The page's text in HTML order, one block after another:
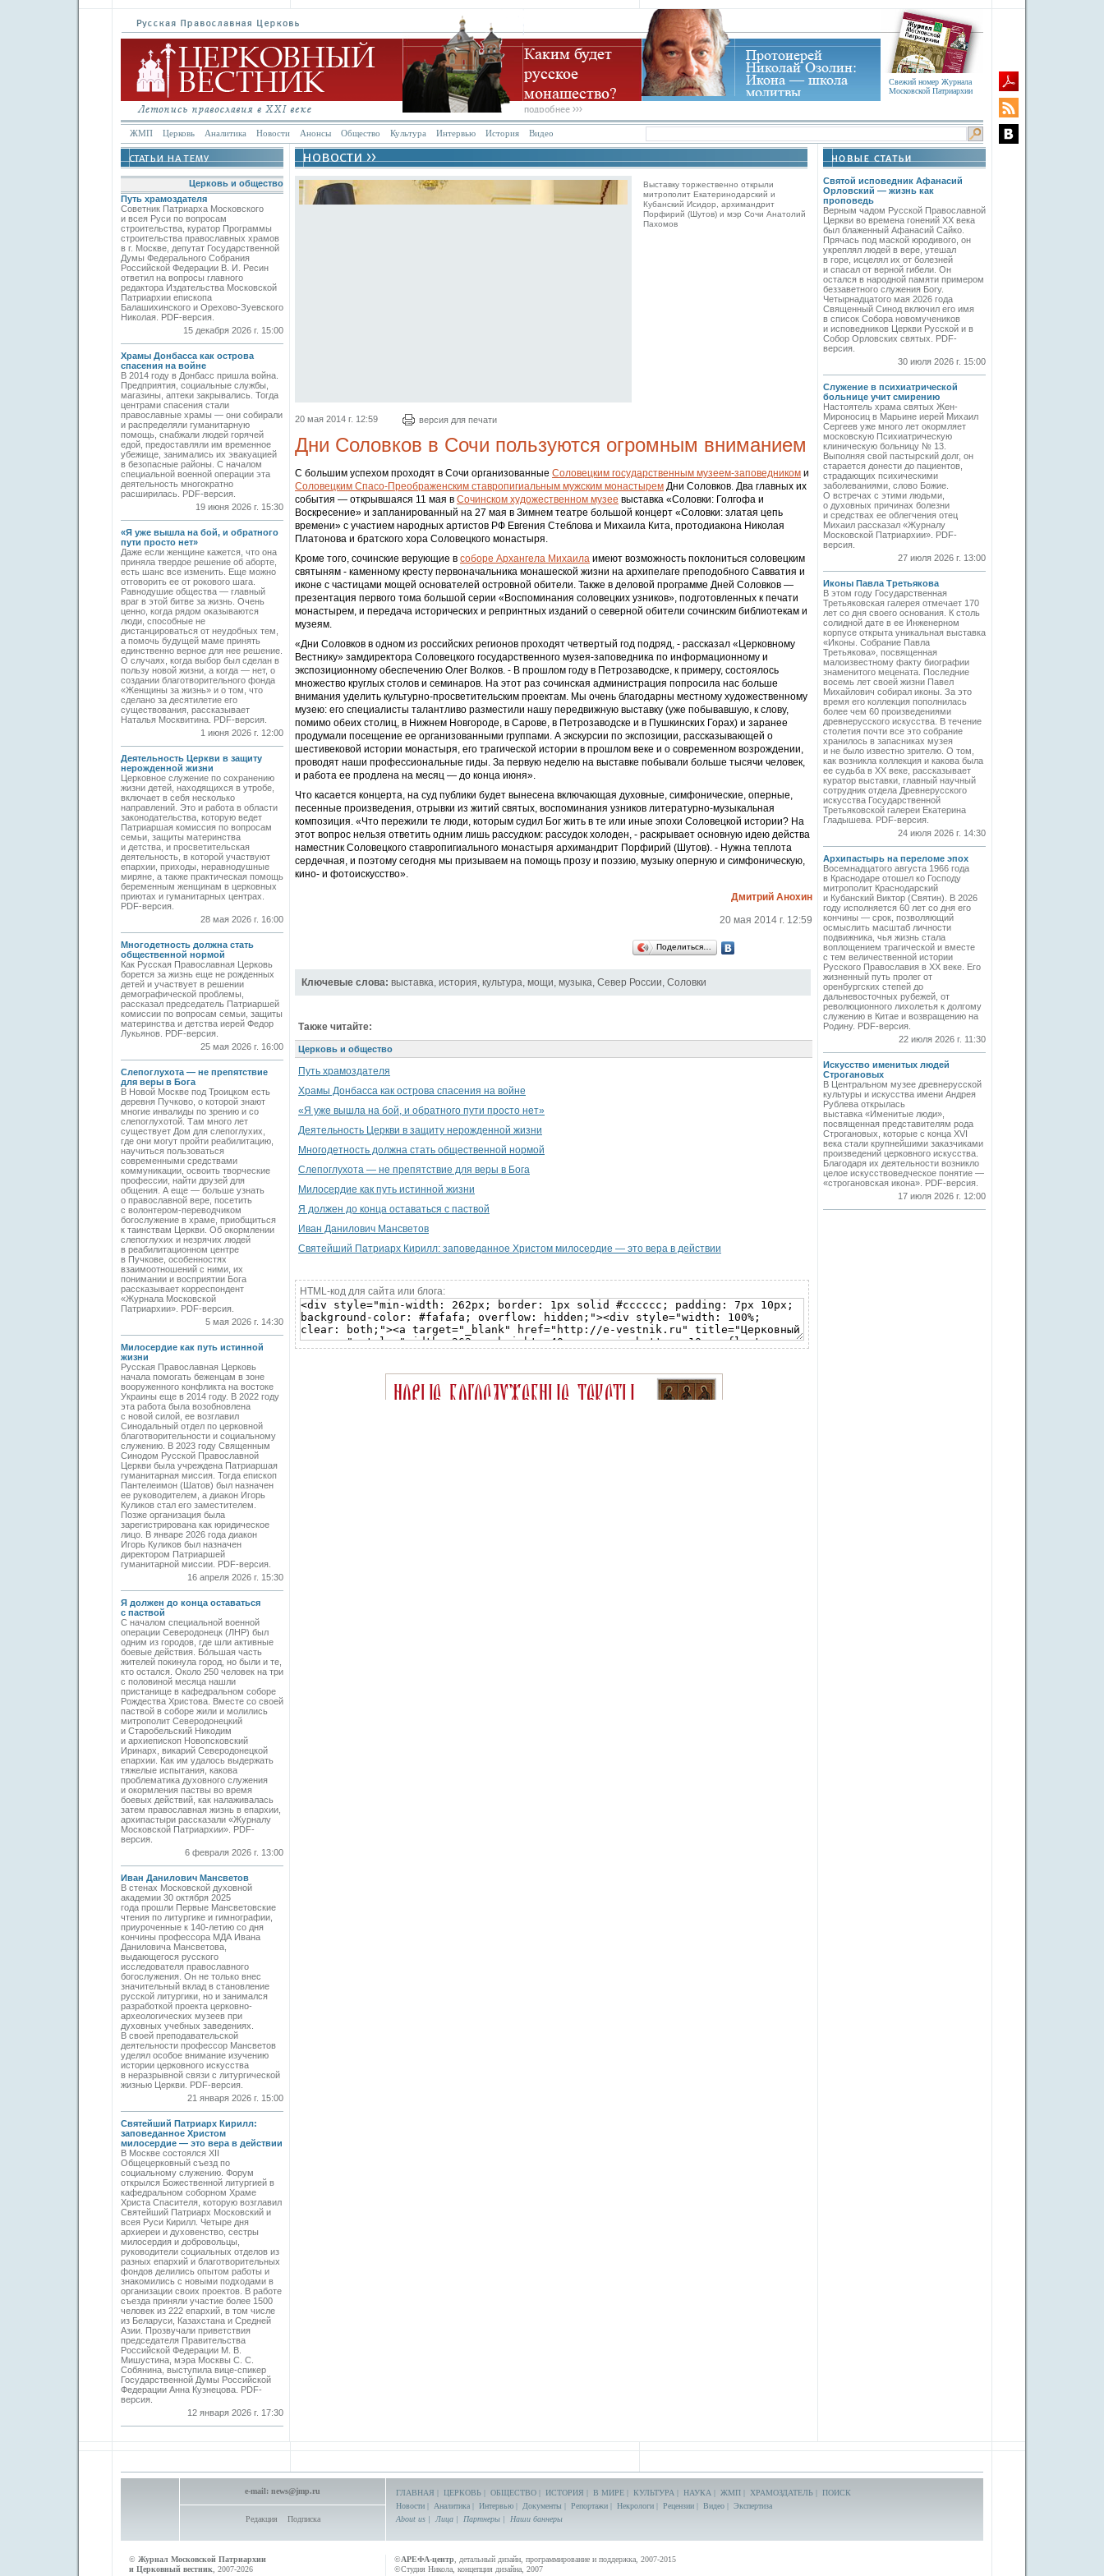
Свежий номер Журнала
Московской Патриархии
ЖМП Церковь Аналитика Новости Анонсы Общество Культура Интервью История Видео
Церковь и общество
Путь храмоздателя
Советник Патриарха Московского
и всея Руси по вопросам
строительства, куратор Программы
строительства православных храмов
в г. Москве, депутат Государственной
Думы Федерального Собрания
Российской Федерации В. И. Ресин
ответил на вопросы главного
редактора Издательства Московской
Патриархии епископа
Балашихинского и Орехово-Зуевского
Николая. PDF-версия.
15 декабря 2026 г. 15:00
Храмы Донбасса как острова
спасения на войне
В 2014 году в Донбасс пришла война.
Предприятия, социальные службы,
магазины, аптеки закрывались. Тогда
центрами спасения стали
православные храмы — они собирали
и распределяли гуманитарную
помощь, снабжали людей горячей
едой, предоставляли им временное
убежище, занимались их эвакуацией
в безопасные районы. С началом
специальной военной операции эта
деятельность многократно
расширилась. PDF-версия.
19 июня 2026 г. 15:30
«Я уже вышла на бой, и обратного
пути просто нет»
Даже если женщине кажется, что она
приняла твердое решение об аборте,
есть шанс все изменить. Еще можно
отговорить ее от рокового шага.
Равнодушие общества — главный
враг в этой битве за жизнь. Очень
ценно, когда рядом оказываются
люди, способные не
дистанцироваться от неудобных тем,
а помочь будущей маме принять
единственно верное для нее решение.
О случаях, когда выбор был сделан в
пользу новой жизни, а когда — нет, о
создании благотворительного фонда
«Женщины за жизнь» и о том, что
сделано за десятилетие его
существования, рассказывает
Наталья Москвитина. PDF-версия.
1 июня 2026 г. 12:00
Деятельность Церкви в защиту
нерожденной жизни
Церковное служение по сохранению
жизни детей, находящихся в утробе,
включает в себя несколько
направлений. Это и работа в области
законодательства, которую ведет
Патриаршая комиссия по вопросам
семьи, защиты материнства
и детства, и просветительская
деятельность, в которой участвуют
епархии, приходы, неравнодушные
миряне, а также практическая помощь
беременным женщинам в церковных
приютах и гуманитарных центрах.
PDF-версия.
28 мая 2026 г. 16:00
Многодетность должна стать
общественной нормой
Как Русская Православная Церковь
борется за жизнь еще не рожденных
детей и участвует в решении
демографической проблемы,
рассказал председатель Патриаршей
комиссии по вопросам семьи, защиты
материнства и детства иерей Федор
Лукьянов. PDF-версия.
25 мая 2026 г. 16:00
Слепоглухота — не препятствие
для веры в Бога
В Новой Москве под Троицком есть
деревня Пучково, о которой знают
многие инвалиды по зрению и со
слепоглухотой. Там много лет
существует Дом для слепоглухих,
где они могут пройти реабилитацию,
научиться пользоваться
современными средствами
коммуникации, освоить творческие
профессии, найти друзей для
общения. А еще — больше узнать
о православной вере, посетить
с волонтером-переводчиком
богослужение в храме, приобщиться
к таинствам Церкви. Об окормлении
слепоглухих и незрячих людей
в реабилитационном центре
в Пучкове, особенностях
взаимоотношений с ними, их
понимании и восприятии Бога
рассказывает корреспондент
«Журнала Московской
Патриархии». PDF-версия.
5 мая 2026 г. 14:30
Милосердие как путь истинной
жизни
Русская Православная Церковь
начала помогать беженцам в зоне
вооруженного конфликта на востоке
Украины еще в 2014 году. В 2022 году
эта работа была возобновлена
с новой силой, ее возглавил
Синодальный отдел по церковной
благотворительности и социальному
служению. В 2023 году Священным
Синодом Русской Православной
Церкви была учреждена Патриаршая
гуманитарная миссия. Тогда епископ
Пантелеимон (Шатов) был назначен
ее руководителем, а диакон Игорь
Куликов стал его заместителем.
Позже организация была
зарегистрирована как юридическое
лицо. В январе 2026 года диакон
Игорь Куликов был назначен
директором Патриаршей
гуманитарной миссии. PDF-версия.
16 апреля 2026 г. 15:30
Я должен до конца оставаться
с паствой
С началом специальной военной
операции Северодонецк (ЛНР) был
одним из городов, где шли активные
боевые действия. Бо́льшая часть
жителей покинула город, но были и те,
кто остался. Около 250 человек на три
с половиной месяца нашли
пристанище в кафедральном соборе
Рождества Христова. Вместе со своей
паствой в соборе жили и молились
митрополит Северодонецкий
и Старобельский Никодим
и архиепископ Новопсковский
Иринарх, викарий Северодонецкой
епархии. Как им удалось выдержать
тяжелые испытания, какова
проблематика духовного служения
и окормления паствы во время
боевых действий, как налаживалась
затем православная жизнь в епархии,
архипастыри рассказали «Журналу
Московской Патриархии». PDF-
версия.
6 февраля 2026 г. 13:00
Иван Данилович Мансветов
В стенах Московской духовной
академии 30 октября 2025
года прошли Первые Мансветовские
чтения по литургике и гимнографии,
приуроченные к 140-летию со дня
кончины профессора МДА Ивана
Даниловича Мансветова,
выдающегося русского
исследователя православного
богослужения. Он не только внес
значительный вклад в становление
русской литургики, но и занимался
разработкой проекта церковно-
археологических музеев при
духовных учебных заведениях.
В своей преподавательской
деятельности профессор Мансветов
уделял особое внимание изучению
истории церковного искусства
в неразрывной связи с литургической
жизнью Церкви. PDF-версия.
21 января 2026 г. 15:00
Святейший Патриарх Кирилл:
заповеданное Христом
милосердие — это вера в действии
В Москве состоялся XII
Общецерковный съезд по
социальному служению. Форум
открылся Божественной литургией в
кафедральном соборном Храме
Христа Спасителя, которую возглавил
Святейший Патриарх Московский и
всея Руси Кирилл. Четыре дня
архиереи и духовенство, сестры
милосердия и добровольцы,
руководители социальных отделов из
разных епархий и благотворительных
фондов делились опытом работы и
знакомились с новыми подходами в
организации своих проектов. В работе
съезда приняли участие более 1500
человек из 222 епархий, в том числе
из Беларуси, Казахстана и Средней
Азии. Прозвучали приветствия
председателя Правительства
Российской Федерации М. В.
Мишустина, мэра Москвы С. С.
Собянина, выступила вице-спикер
Государственной Думы Российской
Федерации Анна Кузнецова. PDF-
версия.
12 января 2026 г. 17:30
Выставку торжественно открыли
митрополит Екатеринодарский и
Кубанский Исидор, архимандрит
Порфирий (Шутов) и мэр Сочи Анатолий
Пахомов
20 мая 2014 г. 12:59 версия для печати
Дни Соловков в Сочи пользуются огромным вниманием
С большим успехом проходят в Сочи организованные Соловецким государственным музеем-заповедником и
Соловецким Спасо-Преображенским ставропигиальным мужским монастырем Дни Соловков. Два главных их
события — открывшаяся 11 мая в Сочинском художественном музее выставка «Соловки: Голгофа и
Воскресение» и запланированный на 27 мая в Зимнем театре большой концерт «Соловки: златая цепь
времени» с участием народных артистов РФ Евгения Стеблова и Михаила Кита, протодиакона Николая
Платонова и братского хора Соловецкого монастыря.
Кроме того, сочинские верующие в соборе Архангела Михаила имеют возможность поклониться соловецким
святыням - каменному кресту первоначальника монашеской жизни на архипелаге преподобного Савватия и
иконе с частицами мощей основателей островной обители. Также в деловой программе Дней Соловков —
презентация первого тома большой серии «Воспоминания соловецких узников», подготовленных к печати
монастырем, и передача исторических и репринтных изданий о северной обители сочинским библиотекам и
музеям.
«Дни Соловков в одном из российских регионов проходят четвертый год подряд, - рассказал «Церковному
Вестнику» замдиректора Соловецкого государственного музея-заповедника по информационному и
экспозиционному обеспечению Олег Волков. - В прошлом году в Петрозаводске, к примеру, состоялось
множество круглых столов и семинаров. На этот раз сочинская администрация попросила нас больше
внимания уделить культурно-просветительским проектам. Мы очень благодарны местному художественному
музею: его специалисты талантливо разместили нашу передвижную выставку (уже побывавшую, к слову,
помимо обеих столиц, в Нижнем Новгороде, в Сарове, в Петрозаводске и в Пушкинских Горах) и заранее
продумали посещение ее организованными группами. А экскурсии по экспозиции, рассказывающей о
шестивековой истории монастыря, его трагической истории в прошлом веке и о современном возрождении,
проводят наши профессиональные гиды. За первую неделю на выставке побывали больше тысячи человек,
и работа ее продлена на месяц — до конца июня».
Что касается концерта, на суд публики будет вынесена включающая духовные, симфонические, оперные,
песенные произведения, отрывки из житий святых, воспоминания узников литературно-музыкальная
композиция. «Что пережили те люди, которым судил Бог жить в те или иные эпохи Соловецкой истории? На
этот вопрос нельзя ответить одним лишь рассудком: рассудок холоден, - раскрывает основную идею действа
наместник Соловецкого ставропигиального монастыря архимандрит Порфирий (Шутов). - Нужна теплота
сердечная, и поэтому сегодня мы призываем на помощь прозу и поэзию, музыку оперную и симфоническую,
кино- и фотоискусство».
Дмитрий Анохин
20 мая 2014 г. 12:59
Поделиться…
Ключевые слова: выставка, история, культура, мощи, музыка, Север России, Соловки
Также читайте:
Церковь и общество
Путь храмоздателя
Храмы Донбасса как острова спасения на войне
«Я уже вышла на бой, и обратного пути просто нет»
Деятельность Церкви в защиту нерожденной жизни
Многодетность должна стать общественной нормой
Слепоглухота — не препятствие для веры в Бога
Милосердие как путь истинной жизни
Я должен до конца оставаться с паствой
Иван Данилович Мансветов
Святейший Патриарх Кирилл: заповеданное Христом милосердие — это вера в действии
HTML-код для сайта или блога:
Святой исповедник Афанасий
Орловский — жизнь как
проповедь
Верным чадом Русской Православной
Церкви во времена гонений XX века
был блаженный Афанасий Сайко.
Прячась под маской юродивого, он
укреплял людей в вере, утешал
в горе, исцелял их от болезней
и спасал от верной гибели. Он
остался в народной памяти примером
беззаветного служения Богу.
Четырнадцатого мая 2026 года
Священный Синод включил его имя
в список Собора новомучеников
и исповедников Церкви Русской и в
Собор Орловских святых. PDF-
версия.
30 июля 2026 г. 15:00
Служение в психиатрической
больнице учит смирению
Настоятель храма святых Жен-
Мироносиц в Марьине иерей Михаил
Сергеев уже много лет окормляет
московскую Психиатрическую
клиническую больницу № 13.
Выполняя свой пастырский долг, он
старается донести до пациентов,
страдающих психическими
заболеваниями, слово Божие.
О встречах с этими людьми,
о духовных причинах болезни
и средствах ее облегчения отец
Михаил рассказал «Журналу
Московской Патриархии». PDF-
версия.
27 июля 2026 г. 13:00
Иконы Павла Третьякова
В этом году Государственная
Третьяковская галерея отмечает 170
лет со дня своего основания. К столь
солидной дате в ее Инженерном
корпусе открыта уникальная выставка
«Иконы. Собрание Павла
Третьякова», посвященная
малоизвестному факту биографии
знаменитого мецената. Последние
восемь лет своей жизни Павел
Михайлович собирал иконы. За это
время его коллекция пополнилась
более чем 60 произведениями
древнерусского искусства. В течение
столетия почти все это собрание
хранилось в запасниках музея
и не было известно зрителю. О том,
как возникла коллекция и какова была
ее судьба в ХХ веке, рассказывает
куратор выставки, главный научный
сотрудник отдела Древнерусского
искусства Государственной
Третьяковской галереи Екатерина
Гладышева. PDF-версия.
24 июля 2026 г. 14:30
Архипастырь на переломе эпох
Восемнадцатого августа 1966 года
в Краснодаре отошел ко Господу
митрополит Краснодарский
и Кубанский Виктор (Святин). В 2026
году исполняется 60 лет со дня его
кончины — срок, позволяющий
осмыслить масштаб личности
подвижника, чья жизнь стала
воплощением трагической и вместе
с тем величественной истории
Русского Православия в XX веке. Его
жизненный путь пролег от
оренбургских степей до
дальневосточных рубежей, от
революционного лихолетья к долгому
служению в Китае и возвращению на
Родину. PDF-версия.
22 июля 2026 г. 11:30
Искусство именитых людей
Строгановых
В Центральном музее древнерусской
культуры и искусства имени Андрея
Рублева открылась
выставка «Именитые люди»,
посвященная представителям рода
Строгановых, которые с конца XVI
века стали крупнейшими заказчиками
произведений церковного искусства.
Благодаря их деятельности возникло
целое искусствоведческое понятие —
«строгановская икона». PDF-версия.
17 июля 2026 г. 12:00
e-mail: news@jmp.ru
Редакция Подписка
ГЛАВНАЯ | ЦЕРКОВЬ | ОБЩЕСТВО | ИСТОРИЯ | В МИРЕ | КУЛЬТУРА | НАУКА | ЖМП | ХРАМОЗДАТЕЛЬ | ПОИСК
Новости | Аналитика | Интервью | Документы | Репортажи | Некрологи | Рецензии | Видео | Экспертиза
About us | Лица | Партнеры | Наши баннеры
© Журнал Московской Патриархии
и Церковный вестник , 2007-2026
©АРЕФА-центр , детальный дизайн, программирование и поддержка, 2007-2015
©Студия Никола, концепция дизайна, 2007